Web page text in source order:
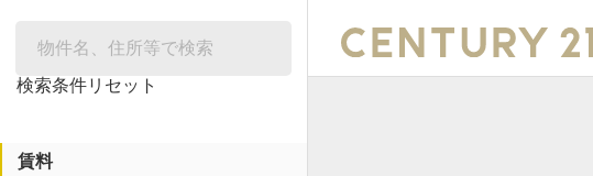
検索条件リセット
賃料